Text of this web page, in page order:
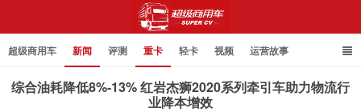
超级商用车 新闻 评测 重卡 轻卡 视频 运营故事
综合油耗降低8%-13% 红岩杰狮2020系列牵引车助力物流行
业降本增效